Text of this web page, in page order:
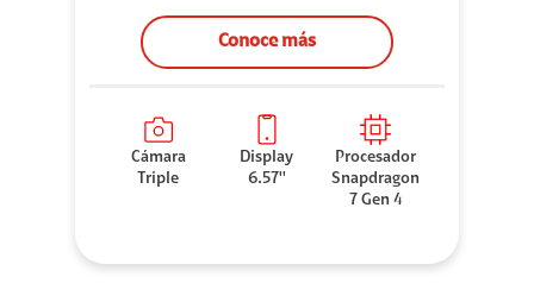
Conoce más
Cámara
Triple
Display
6.57''
Procesador
Snapdragon
7 Gen 4